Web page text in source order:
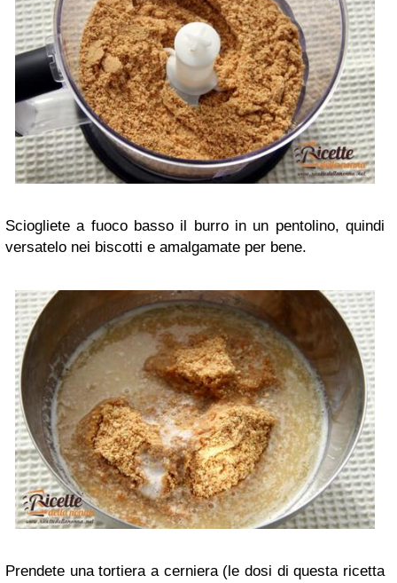
Sciogliete a fuoco basso il burro in un pentolino, quindi
versatelo nei biscotti e amalgamate per bene.
Prendete una tortiera a cerniera (le dosi di questa ricetta